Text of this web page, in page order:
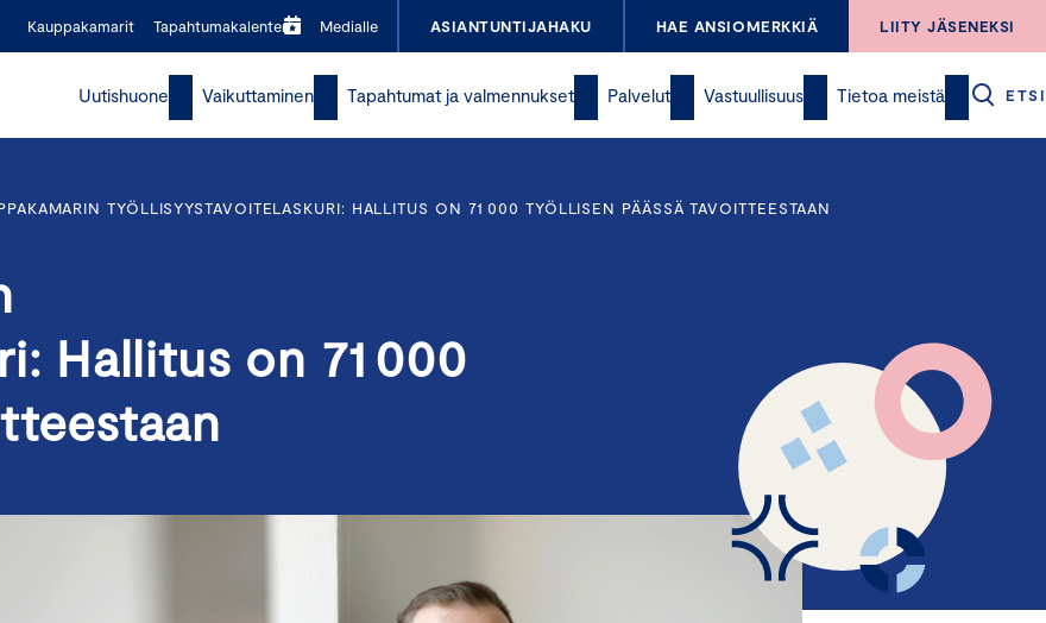
Kauppakamarit Tapahtumakalenteri Medialle ASIANTUNTIJAHAKU HAE ANSIOMERKKIÄ LIITY JÄSENEKSI
Uutishuone Vaikuttaminen Tapahtumat ja valmennukset Palvelut Vastuullisuus Tietoa meistä ETSI
TYÖLLISYYSTAVOITELASKURI: HALLITUS ON 71 000 TYÖLLISEN PÄÄSSÄ TAVOITTEESTAAN
Hallitus on 71 000